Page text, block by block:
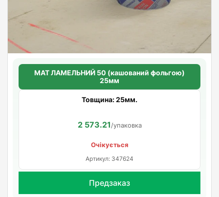
МАТ ЛАМЕЛЬНИЙ 50 (кашований фольгою)
25мм
Товщина: 25мм.
2 573.21/упаковка
Очікується
Артикул: 347624
Предзаказ